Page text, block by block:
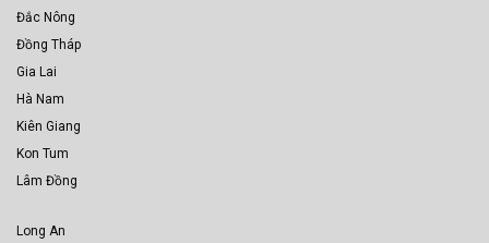
Đắc Nông
Đồng Tháp
Gia Lai
Hà Nam
Kiên Giang
Kon Tum
Lâm Đồng
Long An